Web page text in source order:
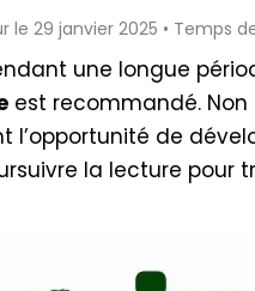
le 29 janvier 2025 • Temps
une longue
est recommandé. Non
l’opportunité de
la lecture